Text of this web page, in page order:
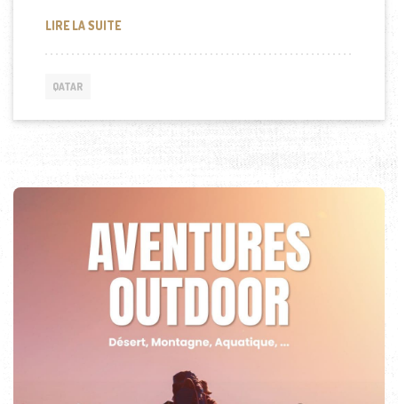
LIRE LA SUITEQUE MANGE-T-ON AU QATAR?
QATAR